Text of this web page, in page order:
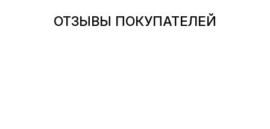
ОТЗЫВЫ ПОКУПАТЕЛЕЙ